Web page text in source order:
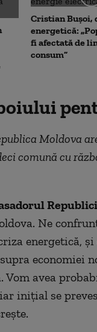
Cristian Bușoi,
energetică:
fi afectată de
consum”
Moldova
comună cu
Ne
energetică,
economiei
Vom avea
inițial se